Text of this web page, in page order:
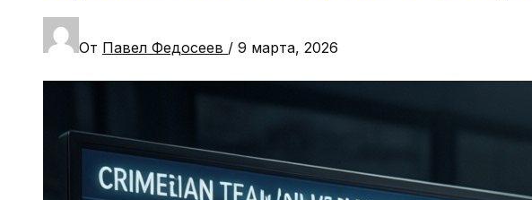
От Павел Федосеев / 9 марта, 2026